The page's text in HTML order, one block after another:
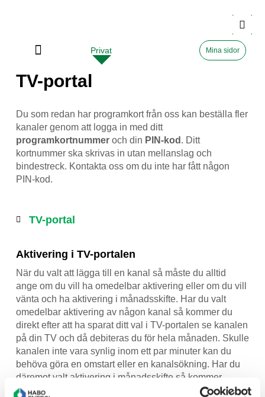
Privat Mina sidor
TV-portal
Du som redan har programkort från oss kan beställa fler
kanaler genom att logga in med ditt
programkortnummeroch din PIN-kod . Ditt
kortnummer ska skrivas in utan mellanslag och
bindestreck. Kontakta oss om du inte har fått någon
PIN-kod.
TV-portal
Aktivering i TV-portalen
När du valt att lägga till en kanal så måste du alltid
ange om du vill ha omedelbar aktivering eller om du vill
vänta och ha aktivering i månadsskifte. Har du valt
omedelbar aktivering av någon kanal så kommer du
direkt efter att ha sparat ditt val i TV-portalen se kanalen
på din TV och då debiteras du för hela månaden. Skulle
kanalen inte vara synlig inom ett par minuter kan du
behöva göra en omstart eller en kanalsökning. Har du
däremot valt aktivering i månadsskifte så kommer
kanalen att vara synlig först den 1:a i kommande